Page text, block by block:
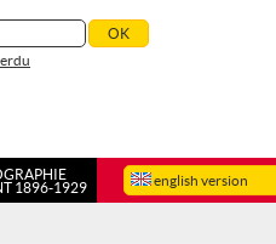
english version
1896-1929